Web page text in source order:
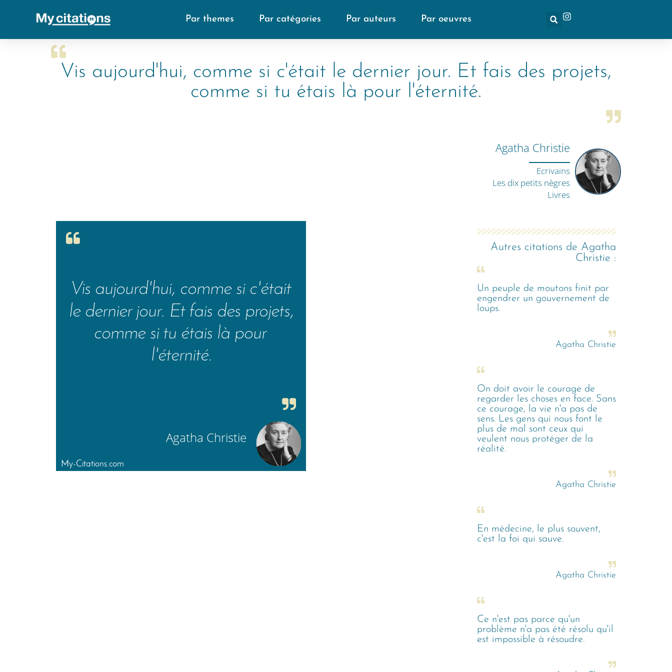
Par themes Par catégories Par auteurs Par oeuvres
Vis aujourd'hui, comme si c'était le dernier jour. Et fais des projets,
comme si tu étais là pour l'éternité.
Agatha Christie
Ecrivains
Les dix petits nègres
Livres
Autres citations de Agatha
Christie :
Un peuple de moutons finit par
engendrer un gouvernement de
loups.
Agatha Christie
On doit avoir le courage de
regarder les choses en face. Sans
ce courage, la vie n'a pas de
sens. Les gens qui nous font le
plus de mal sont ceux qui
veulent nous protéger de la
réalité.
Agatha Christie
En médecine, le plus souvent,
c'est la foi qui sauve.
Agatha Christie
Ce n'est pas parce qu'un
problème n'a pas été résolu qu'il
est impossible à résoudre.